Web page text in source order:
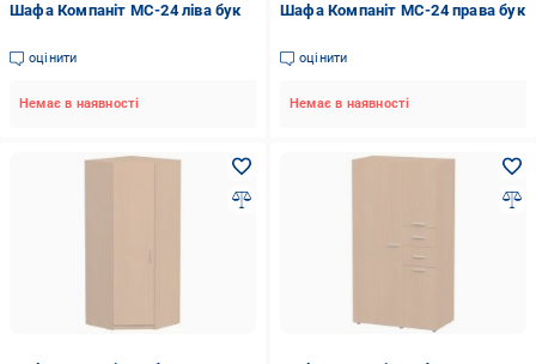
Шафа Компаніт МС-24 ліва бук
оцінити
Немає в наявності
Шафа Компаніт МС-24 права бук
оцінити
Немає в наявності